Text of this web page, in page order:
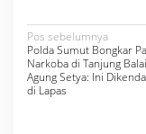
N
a
v
Pos sebelumnya
Polda Sumut Bongkar
Narkoba di Tanjung
Agung Setya: Ini
di Lapas